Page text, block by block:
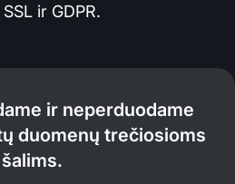
SSL ir GDPR.
ir neperduodame
duomenų trečiosioms
šalims.